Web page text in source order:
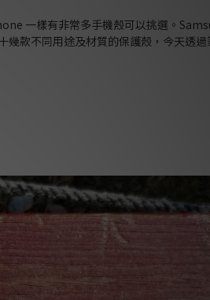
一樣有非常多手機殼可以挑選。
幾款不同用途及材質的保護殼，今天透